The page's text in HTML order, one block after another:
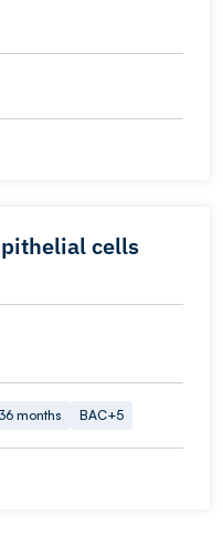
cells
36 months BAC+5